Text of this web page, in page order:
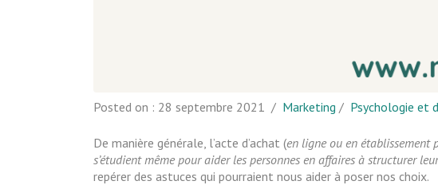
Posted on : 28 septembre 2021 / Marketing / Psychologie et
De manière générale, l’acte d’achat (en ligne ou en établissement
s’étudient même pour aider les personnes en affaires à structurer
repérer des astuces qui pourraient nous aider à poser nos choix.